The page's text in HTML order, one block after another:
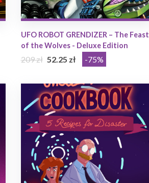
UFO ROBOT GRENDIZER – The Feast
of the Wolves - Deluxe Edition
209 zł 52.25 zł -75%